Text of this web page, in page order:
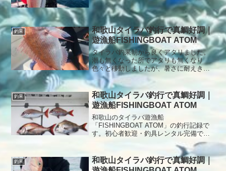
釣果
和歌山タイラバ釣行で真鯛好調｜
遊漁船FISHINGBOAT ATOM
タイラバ釣果朝から良くアタリました。
潮も無くなった所でアタリも無くなり
色々と移動しましたが、暑さに耐えきれ
ず早上がり終了となりました。本日もあ
りがとうございました。
釣果
和歌山タイラバ釣行で真鯛好調｜
遊漁船FISHINGBOAT ATOM
和歌山のタイラバ遊漁船
「FISHINGBOAT ATOM」の釣行記録で
す。初心者歓迎・釣具レンタル完備で、
安心してタイラバ釣りを楽しめます。本
日もありがとうございました。
釣果
和歌山タイラバ釣行で真鯛好調｜